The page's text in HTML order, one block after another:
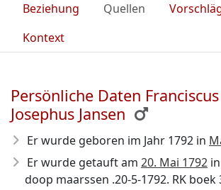
Beziehung
Quellen
Kontext
Persönliche Daten
Josephus Jansen
Er wurde geboren im Jahr 1792 in
Er wurde getauft am 20. Mai 1792 in
doop maarssen .20-5-1792. RK boek